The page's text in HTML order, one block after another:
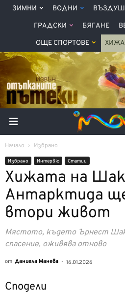
ЗИМНИ ВОДНИ
ГРАДСКИ БЯГАНЕ
ОЩЕ СПОРТОВЕ
Начало Избрано
Избрано Интервю Статии
Хижата на
Антарктида
втори живот
Мястото, където Ърнест
спасение, оживява отново
от Даниела Манева - 16.01.2026
Сподели